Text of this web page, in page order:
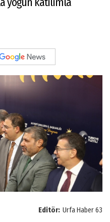
Editör: Urfa Haber 63